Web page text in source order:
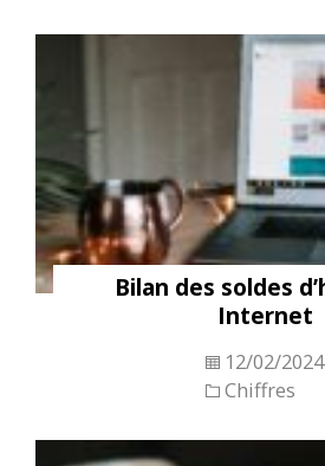
Bilan des soldes
Internet
12/02/2024
Chiffres